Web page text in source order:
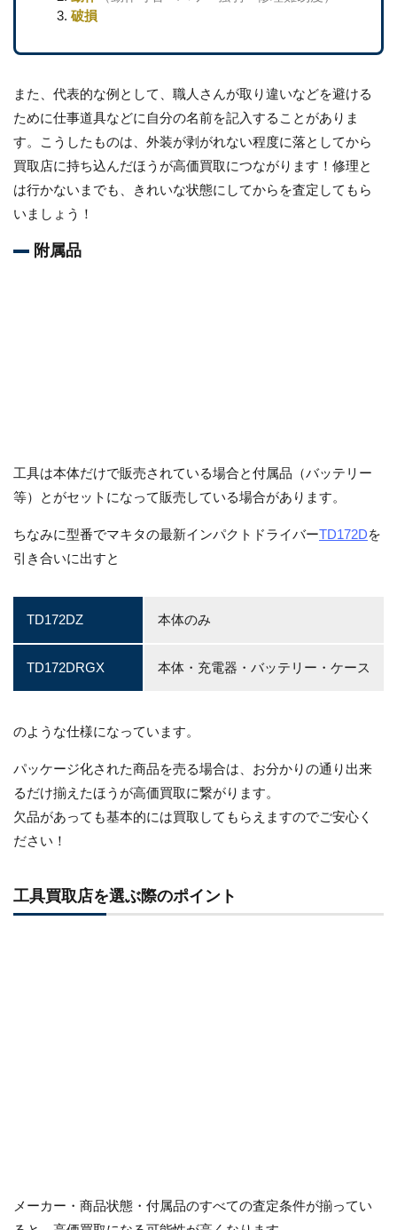
破損
また、代表的な例として、職人さんが取り違いなどを避ける
ために仕事道具などに自分の名前を記入することがありま
す。こうしたものは、外装が剥がれない程度に落としてから
買取店に持ち込んだほうが高価買取につながります！修理と
は行かないまでも、きれいな状態にしてからを査定してもら
いましょう！
附属品
工具は本体だけで販売されている場合と付属品（バッテリー
等）とがセットになって販売している場合があります。
ちなみに型番でマキタの最新インパクトドライバーTD172Dを
引き合いに出すと
TD172DZ 本体のみ
TD172DRGX 本体・充電器・バッテリー・ケース
のような仕様になっています。
パッケージ化された商品を売る場合は、お分かりの通り出来
るだけ揃えたほうが高価買取に繋がります。
欠品があっても基本的には買取してもらえますのでご安心く
ださい！
工具買取店を選ぶ際のポイント
メーカー・商品状態・付属品のすべての査定条件が揃ってい